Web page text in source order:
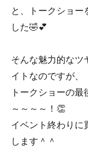
と、トークショー
した🤣💕
そんな魅力的なツ
イトなのですが、
トークショーの
～～～～！👏
イベント終わりに
します＾＾